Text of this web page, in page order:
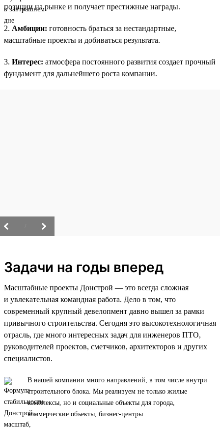
позиции на рынке и получает престижные награды.
2. Амбиции: готовность браться за нестандартные,
масштабные проекты и добиваться результата.
3. Интерес: атмосфера постоянного развития создает прочный
фундамент для дальнейшего роста компании.
Задачи на годы вперед
Масштабные проекты Донстрой — это всегда сложная
и увлекательная командная работа. Дело в том, что
современный крупный девелопмент давно вышел за рамки
привычного строительства. Сегодня это высокотехнологичная
отрасль, где много интересных задач для инженеров ПТО,
руководителей проектов, сметчиков, архитекторов и других
специалистов.
В нашей компании много направлений, в том числе внутри
строительного блока. Мы реализуем не только жилые
комплексы, но и социальные объекты для города,
коммерческие объекты, бизнес-центры.